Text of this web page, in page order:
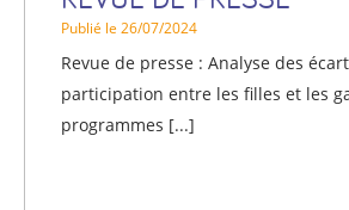
Publié le 26/07/2024
Revue de presse : Analyse des
participation entre les filles et les
programmes [...]